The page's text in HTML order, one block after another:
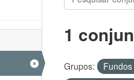
1
Grupos: